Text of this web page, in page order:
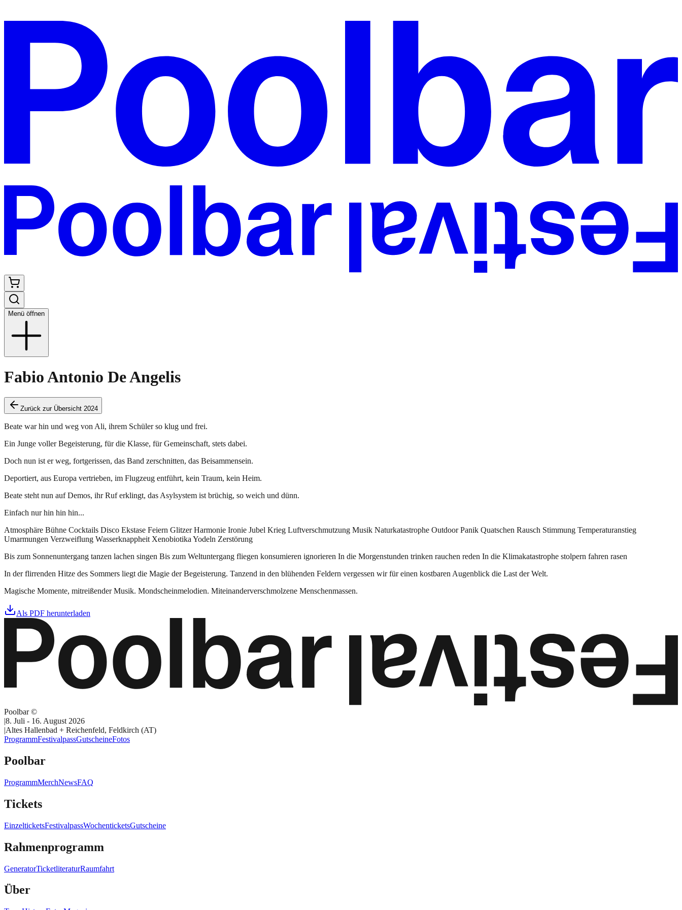
Menü öffnen
Fabio Antonio De Angelis
Zurück zur Übersicht 2024
Beate war hin und weg von Ali, ihrem Schüler so klug und frei.
Ein Junge voller Begeisterung, für die Klasse, für Gemeinschaft, stets dabei.
Doch nun ist er weg, fortgerissen, das Band zerschnitten, das Beisammensein.
Deportiert, aus Europa vertrieben, im Flugzeug entführt, kein Traum, kein Heim.
Beate steht nun auf Demos, ihr Ruf erklingt, das Asylsystem ist brüchig, so weich und dünn.
Einfach nur hin hin hin...
Atmosphäre Bühne Cocktails Disco Ekstase Feiern Glitzer Harmonie Ironie Jubel Krieg Luftverschmutzung Musik Naturkatastrophe Outdoor Panik Quatschen Rausch Stimmung Temperaturanstieg
Umarmungen Verzweiflung Wasserknappheit Xenobiotika Yodeln Zerstörung
Bis zum Sonnenuntergang tanzen lachen singen Bis zum Weltuntergang fliegen konsumieren ignorieren In die Morgenstunden trinken rauchen reden In die Klimakatastrophe stolpern fahren rasen
In der flirrenden Hitze des Sommers liegt die Magie der Begeisterung. Tanzend in den blühenden Feldern vergessen wir für einen kostbaren Augenblick die Last der Welt.
Magische Momente, mitreißender Musik. Mondscheinmelodien. Miteinanderverschmolzene Menschenmassen.
Als PDF herunterladen
Poolbar ©
|8. Juli - 16. August 2026
|Altes Hallenbad + Reichenfeld, Feldkirch (AT)
ProgrammFestivalpassGutscheineFotos
Poolbar
ProgrammMerchNewsFAQ
Tickets
EinzelticketsFestivalpassWochenticketsGutscheine
Rahmenprogramm
GeneratorTicketliteraturRaumfahrt
Über